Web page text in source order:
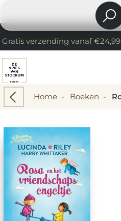
Gratis verzending vanaf €24,99
Home- Boeken -